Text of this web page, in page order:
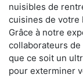
nuisibles de
cuisines de votre
Grâce à notre
collaborateurs
que ce soit un
pour exterminer